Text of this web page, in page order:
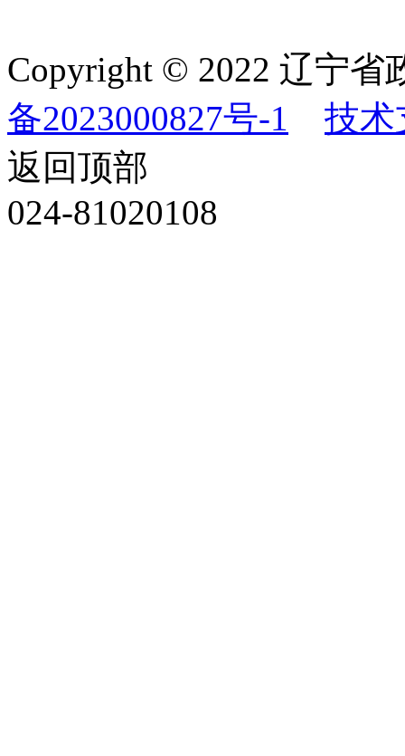
Copyright © 2022 辽宁
备2023000827号-1
技术
返回顶部
024-81020108